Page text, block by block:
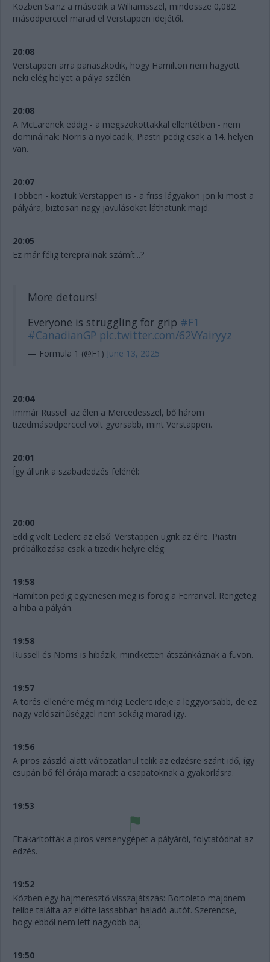
Közben Sainz a második a Williamsszel, mindössze 0,082
másodperccel marad el Verstappen idejétől.
20:08
Verstappen arra panaszkodik, hogy Hamilton nem hagyott
neki elég helyet a pálya szélén.
20:08
A McLarenek eddig - a megszokottakkal ellentétben - nem
dominálnak: Norris a nyolcadik, Piastri pedig csak a 14. helyen
van.
20:07
Többen - köztük Verstappen is - a friss lágyakon jön ki most a
pályára, biztosan nagy javulásokat láthatunk majd.
20:05
Ez már félig terepralinak számít...?
More detours!
Everyone is struggling for grip #F1
#CanadianGP pic.twitter.com/62VYairyyz
— Formula 1 (@F1) June 13, 2025
20:04
Immár Russell az élen a Mercedesszel, bő három
tizedmásodperccel volt gyorsabb, mint Verstappen.
20:01
Így állunk a szabadedzés felénél:
20:00
Eddig volt Leclerc az első: Verstappen ugrik az élre. Piastri
próbálkozása csak a tizedik helyre elég.
19:58
Hamilton pedig egyenesen meg is forog a Ferrarival. Rengeteg
a hiba a pályán.
19:58
Russell és Norris is hibázik, mindketten átszánkáznak a füvön.
19:57
A törés ellenére még mindig Leclerc ideje a leggyorsabb, de ez
nagy valószínűséggel nem sokáig marad így.
19:56
A piros zászló alatt változatlanul telik az edzésre szánt idő, így
csupán bő fél órája maradt a csapatoknak a gyakorlásra.
19:53
Eltakarították a piros versenygépet a pályáról, folytatódhat az
edzés.
19:52
Közben egy hajmeresztő visszajátszás: Bortoleto majdnem
telibe találta az előtte lassabban haladó autót. Szerencse,
hogy ebből nem lett nagyobb baj.
19:50